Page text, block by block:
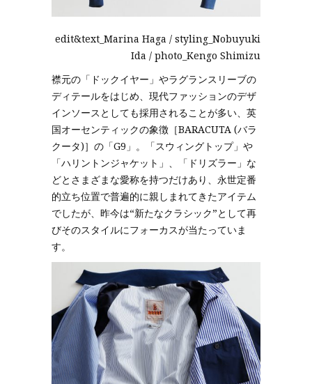
edit&text_Marina Haga / styling_Nobuyuki
Ida / photo_Kengo Shimizu
襟元の「ドックイヤー」やラグランスリーブの
ディテールをはじめ、現代ファッションのデザ
インソースとしても採用されることが多い、英
国オーセンティックの象徴［BARACUTA (バラ
クータ)］の「G9」。「スウィングトップ」や
「ハリントンジャケット」、「ドリズラー」な
どとさまざまな愛称を持つだけあり、永世定番
的立ち位置で普遍的に親しまれてきたアイテム
でしたが、昨今は“新たなクラシック”として再
びそのスタイルにフォーカスが当たっていま
す。